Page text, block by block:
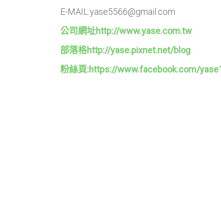
E-MAIL:yase5566@gmail.com
公司網址http://www.yase.com.tw
部落格http://yase.pixnet.net/blog
粉絲頁:https://www.facebook.com/